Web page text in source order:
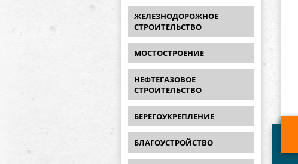
ЖЕЛЕЗНОДОРОЖНОЕ
СТРОИТЕЛЬСТВО
МОСТОСТРОЕНИЕ
НЕФТЕГАЗОВОЕ
СТРОИТЕЛЬСТВО
БЕРЕГОУКРЕПЛЕНИЕ
БЛАГОУСТРОЙСТВО